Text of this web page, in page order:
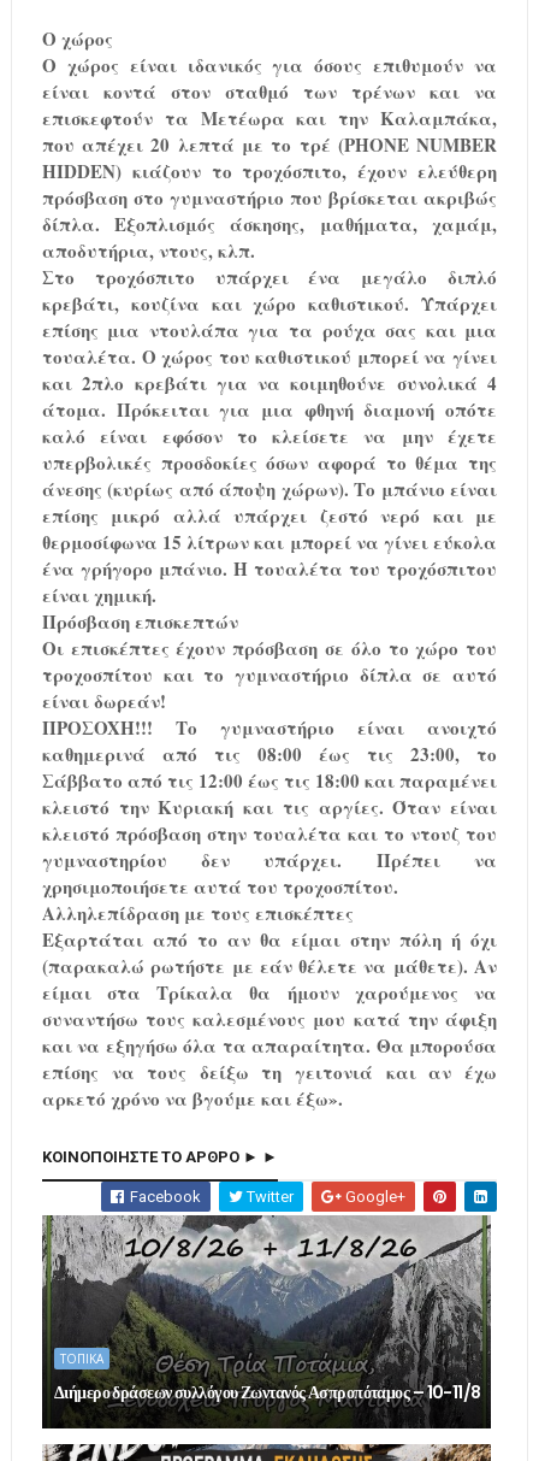
Ο χώρος
Ο χώρος είναι ιδανικός για όσους επιθυμούν να
είναι κοντά στον σταθμό των τρένων και να
επισκεφτούν τα Μετέωρα και την Καλαμπάκα,
που απέχει 20 λεπτά με το τρέ (PHONE NUMBER
HIDDEN) κιάζουν το τροχόσπιτο, έχουν ελεύθερη
πρόσβαση στο γυμναστήριο που βρίσκεται ακριβώς
δίπλα. Εξοπλισμός άσκησης, μαθήματα, χαμάμ,
αποδυτήρια, ντους, κλπ.
Στο τροχόσπιτο υπάρχει ένα μεγάλο διπλό
κρεβάτι, κουζίνα και χώρο καθιστικού. Υπάρχει
επίσης μια ντουλάπα για τα ρούχα σας και μια
τουαλέτα. Ο χώρος του καθιστικού μπορεί να γίνει
και 2πλο κρεβάτι για να κοιμηθούνε συνολικά 4
άτομα. Πρόκειται για μια φθηνή διαμονή οπότε
καλό είναι εφόσον το κλείσετε να μην έχετε
υπερβολικές προσδοκίες όσων αφορά το θέμα της
άνεσης (κυρίως από άποψη χώρων). Το μπάνιο είναι
επίσης μικρό αλλά υπάρχει ζεστό νερό και με
θερμοσίφωνα 15 λίτρων και μπορεί να γίνει εύκολα
ένα γρήγορο μπάνιο. Η τουαλέτα του τροχόσπιτου
είναι χημική.
Πρόσβαση επισκεπτών
Οι επισκέπτες έχουν πρόσβαση σε όλo το χώρο του
τροχοσπίτου και το γυμναστήριο δίπλα σε αυτό
είναι δωρεάν!
ΠΡΟΣOXH!!! Το γυμναστήριο είναι ανοιχτό
καθημερινά από τις 08:00 έως τις 23:00, το
Σάββατο από τις 12:00 έως τις 18:00 και παραμένει
κλειστό την Κυριακή και τις αργίες. Όταν είναι
κλειστό πρόσβαση στην τουαλέτα και το ντουζ του
γυμναστηρίου δεν υπάρχει. Πρέπει να
χρησιμοποιήσετε αυτά του τροχοσπίτου.
Αλληλεπίδραση με τους επισκέπτες
Εξαρτάται από το αν θα είμαι στην πόλη ή όχι
(παρακαλώ ρωτήστε με εάν θέλετε να μάθετε). Αν
είμαι στα Τρίκαλα θα ήμουν χαρούμενος να
συναντήσω τους καλεσμένους μου κατά την άφιξη
και να εξηγήσω όλα τα απαραίτητα. Θα μπορούσα
επίσης να τους δείξω τη γειτονιά και αν έχω
αρκετό χρόνο να βγούμε και έξω».
ΚΟΙΝΟΠΟΙΗΣΤΕ ΤΟ ΑΡΘΡΟ ► ►
Facebook Twitter Google+
ΤΟΠΙΚΑ
Διήμερο δράσεων συλλόγου Ζωντανός Ασπροπόταμος – 10-11/8